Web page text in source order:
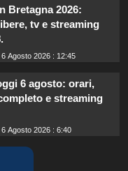
Bretagna 2026:
tv e streaming
6 Agosto 2026 : 12:45
6 agosto: orari,
e streaming
6 Agosto 2026 : 6:40